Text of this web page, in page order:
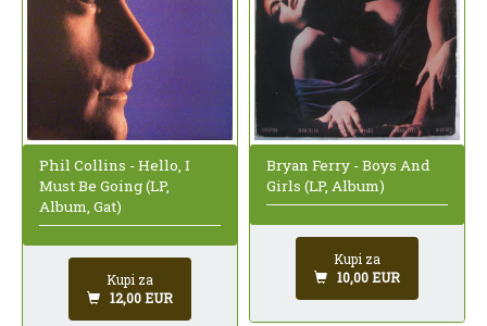
Phil Collins - Hello, I
Must Be Going (LP,
Album, Gat)
Kupi za
12,00 EUR
Bryan Ferry - Boys And
Girls (LP, Album)
Kupi za
10,00 EUR